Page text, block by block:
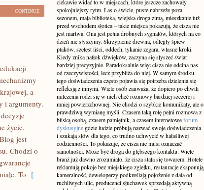
CONTINUE
a
i argumenty.
życie.
jest
Chodzi o
To [
ciekawie widać to w miejscach, które jeszcze zachowały
spokojniejszy rytm. Las o świcie, puste nabrzeże poza
sezonem, mała biblioteka, wiejska droga zimą, mieszkanie tuż
przed wschodem słońca – takie miejsca pokazują, że cisza nie
jest martwa. Ona jest pełna drobnych sygnałów, których na co
dzień nie słyszymy. Skrzypienie drewna, odległy śpiew
ptaków, szelest liści, oddech, tykanie zegara, własne kroki.
Kiedy znika natłok dźwięków, zaczyna się słyszeć świat
bardziej precyzyjnie. Paradoksalnie więc cisza nie odcina nas
od rzeczywistości, lecz przybliża do niej. W samym środku
tego doświadczenia często pojawia się potrzeba dzielenia się
refleksją z innymi. Wiele osób zauważa, że dopiero po chwili
milczenia rodzi się w nich chęć rozmowy bardziej szczerej i
mniej powierzchownej. Nie chodzi o szybkie komunikaty, ale o
prawdziwą wymianę myśli. Czasem taką rolę pełni rozmowa z
bliską osobą, czasem pamiętnik, a czasem internetoweforum
dyskusyjne gdzie ludzie próbują nazwać swoje doświadczenia
i szukają słów dla tego, co trudno uchwycić w hałaśliwej
codzienności. To pokazuje, że cisza nie musi oznaczać
samotności. Może być drogą do głębszego kontaktu. Wiele
branż już dawno zrozumiało, że cisza stała się towarem. Hotele
reklamują pokoje bez miejskiego zgiełku, restauracje eksponują
kameralność, deweloperzy podkreślają położenie z dala od
ruchliwych ulic, producenci słuchawek sprzedają aktywną